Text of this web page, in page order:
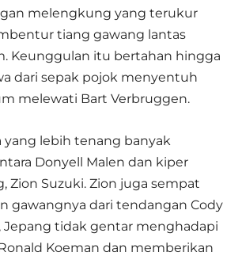
melengkung yang terukur
tiang gawang lantas
Keunggulan itu bertahan hingga
dari sepak pojok menyentuh
melewati Bart Verbruggen.
yang lebih tenang banyak
Donyell Malen dan kiper
Zion Suzuki. Zion juga sempat
gawangnya dari tendangan Cody
Jepang tidak gentar menghadapi
Koeman dan memberikan